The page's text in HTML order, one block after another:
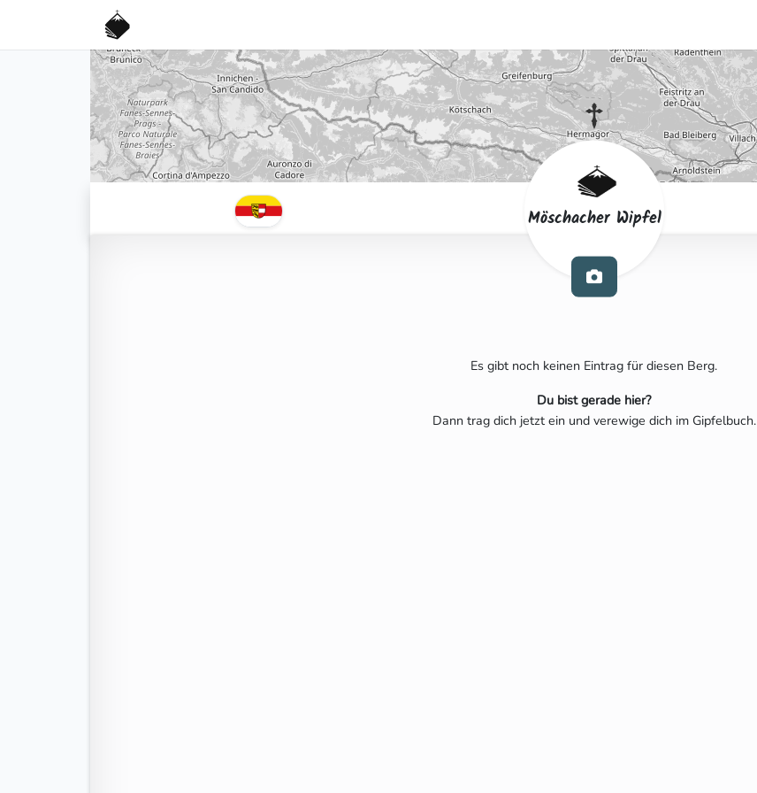
Möschacher Wipfel
Es gibt noch keinen Eintrag für diesen Berg.
Du bist gerade hier?
Dann trag dich jetzt ein und verewige dich im Gipfelbuch.